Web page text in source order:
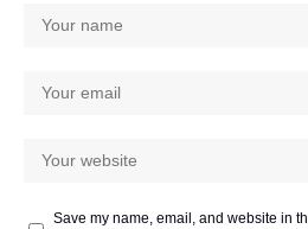
Save my name, email, and website in